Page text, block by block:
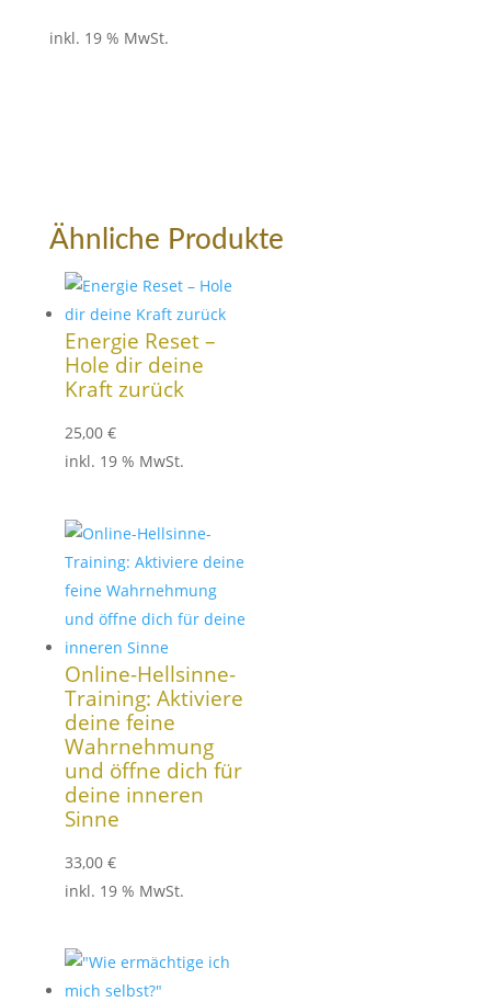
inkl. 19 % MwSt.
Ähnliche Produkte
Energie Reset –
Hole dir deine
Kraft zurück
25,00 €
inkl. 19 % MwSt.
Online-Hellsinne-
Training: Aktiviere
deine feine
Wahrnehmung
und öffne dich für
deine inneren
Sinne
33,00 €
inkl. 19 % MwSt.